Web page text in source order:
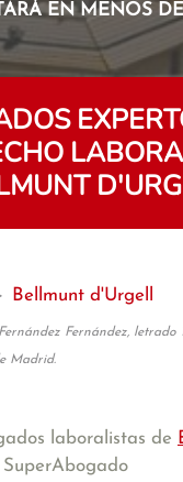
EN MENOS
Bellmunt d'Urgell
Fernández, letrado
Madrid.
laboralistas de